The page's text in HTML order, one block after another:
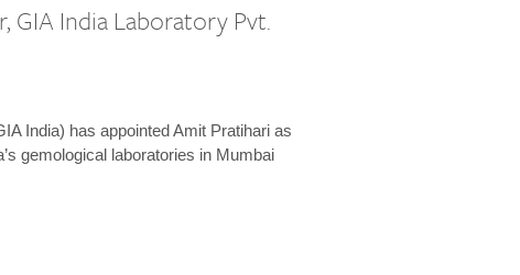
GIA India Laboratory Pvt.
India) has appointed Amit Pratihari as
gemological laboratories in Mumbai